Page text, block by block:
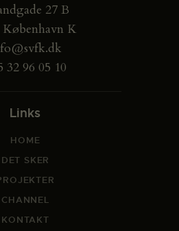
27 B
København K
32 96 05 10
Links
HOME
DET SKER
CHANNEL
KONTAKT